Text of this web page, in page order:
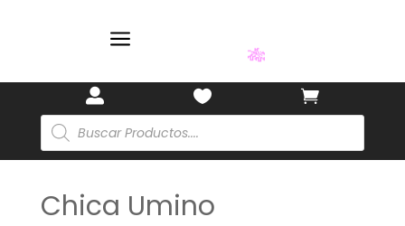
a
 

Búsqueda
de
productos
Chica Umino
🎋